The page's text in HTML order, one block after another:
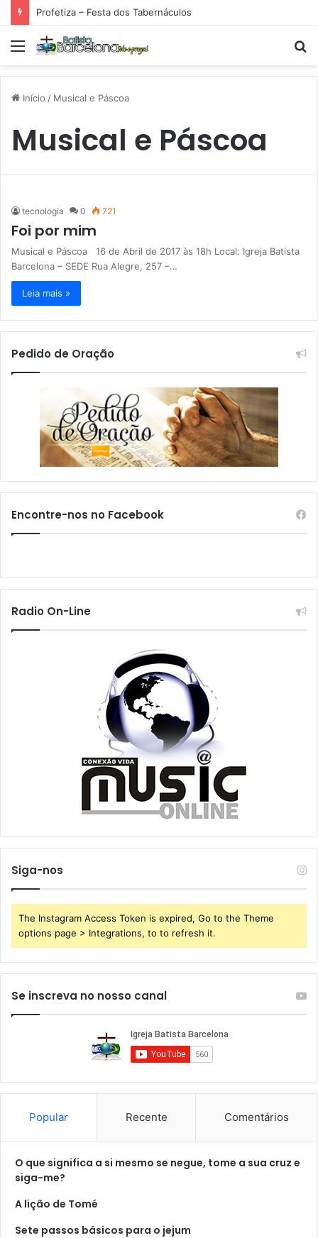
Profetiza – Festa dos Tabernáculos
Menu
Início / Musical e Páscoa
Musical e Páscoa
tecnologia 0 721
Foi por mim
Musical e Páscoa 16 de Abril de 2017 às 18h Local: Igreja Batista
Barcelona – SEDE Rua Alegre, 257 –…
Leia mais »
Pedido de Oração
Encontre-nos no Facebook
Radio On-Line
Siga-nos
The Instagram Access Token is expired, Go to the Theme
options page > Integrations, to to refresh it.
Se inscreva no nosso canal
Popular Recente Comentários
O que significa a si mesmo se negue, tome a sua cruz e
siga-me?
A lição de Tomé
Sete passos básicos para o jejum